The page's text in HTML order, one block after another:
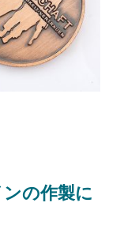
の作製に